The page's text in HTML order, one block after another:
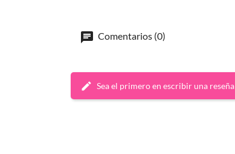
Comentarios (0)
Sea el primero en escribir una reseña